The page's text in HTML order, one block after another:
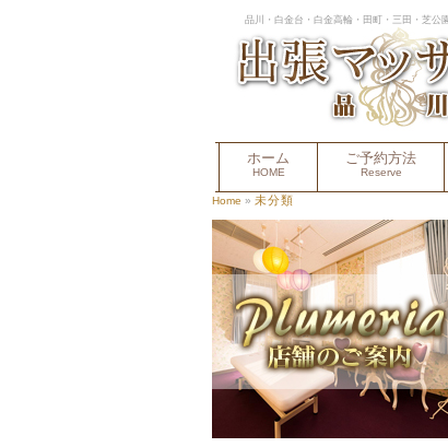
品川・白金台・白金高輪・田町・三田・芝公
ホーム
HOME
ご予約方法
Reserve
Home » 未分類